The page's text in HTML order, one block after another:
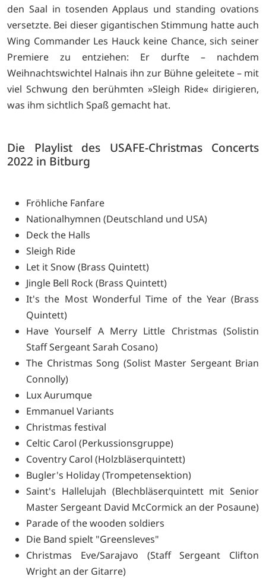
den Saal in tosenden Applaus und standing ovations
versetzte. Bei dieser gigantischen Stimmung hatte auch
Wing Commander Les Hauck keine Chance, sich seiner
Premiere zu entziehen: Er durfte – nachdem
Weihnachtswichtel Halnais ihn zur Bühne geleitete – mit
viel Schwung den berühmten »Sleigh Ride« dirigieren,
was ihm sichtlich Spaß gemacht hat.
Die Playlist des USAFE-Christmas Concerts
2022 in Bitburg
Fröhliche Fanfare
Nationalhymnen (Deutschland und USA)
Deck the Halls
Sleigh Ride
Let it Snow (Brass Quintett)
Jingle Bell Rock (Brass Quintett)
It's the Most Wonderful Time of the Year (Brass
Quintett)
Have Yourself A Merry Little Christmas (Solistin
Staff Sergeant Sarah Cosano)
The Christmas Song (Solist Master Sergeant Brian
Connolly)
Lux Aurumque
Emmanuel Variants
Christmas festival
Celtic Carol (Perkussionsgruppe)
Coventry Carol (Holzbläserquintett)
Bugler's Holiday (Trompetensektion)
Saint's Hallelujah (Blechbläserquintett mit Senior
Master Sergeant David McCormick an der Posaune)
Parade of the wooden soldiers
Die Band spielt "Greensleves"
Christmas Eve/Sarajavo (Staff Sergeant Clifton
Wright an der Gitarre)